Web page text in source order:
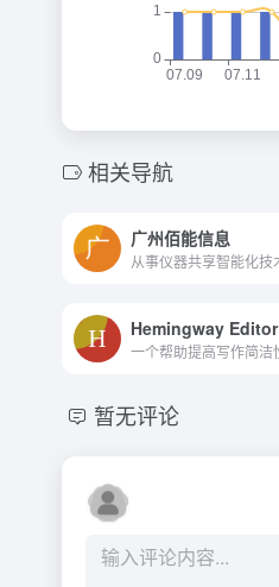
相关导航
广州佰能信息
Hemingway Editor
暂无评论